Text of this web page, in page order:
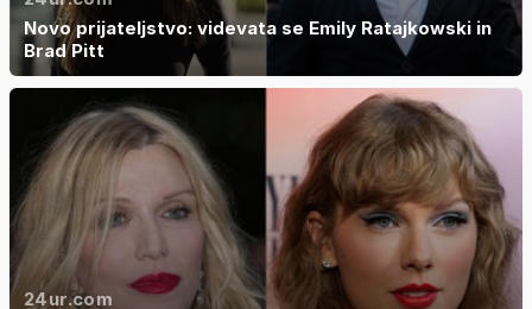
Novo prijateljstvo: videvata se Emily Ratajkowski in
Brad Pitt
24ur.com